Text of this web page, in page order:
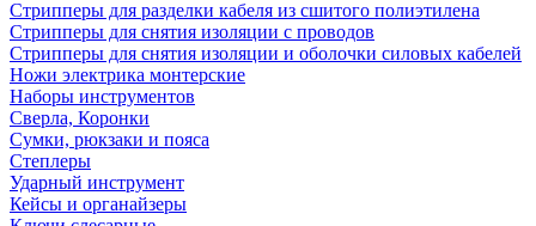
Стрипперы для разделки кабеля из сшитого полиэтилена
Cтрипперы для снятия изоляции с проводов
Стрипперы для снятия изоляции и оболочки силовых кабелей
Ножи электрика монтерские
Наборы инструментов
Сверла, Коронки
Сумки, рюкзаки и пояса
Степлеры
Ударный инструмент
Кейсы и органайзеры